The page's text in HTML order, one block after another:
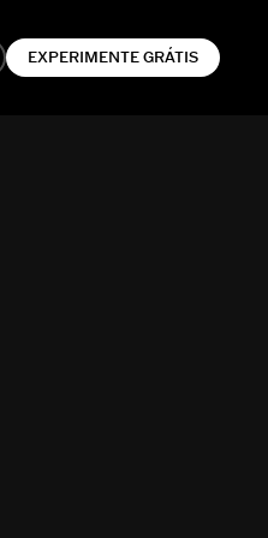
EXPERIMENTE GRÁTIS